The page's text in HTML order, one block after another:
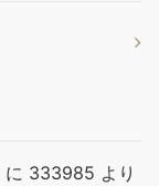
に 333985 より